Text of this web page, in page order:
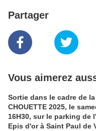
Partager
Vous aimerez
Sortie dans le cadre de
CHOUETTE 2025, le
16H30, sur le parking de
Epis d'or à Saint Paul de